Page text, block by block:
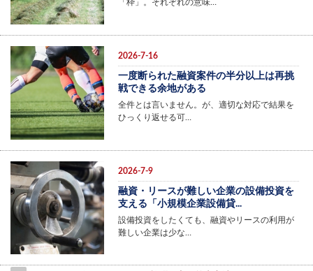
「枠」。それぞれの意味…
2026-7-16
一度断られた融資案件の半分以上は再挑
戦できる余地がある
全件とは言いません。が、適切な対応で結果を
ひっくり返せる可…
2026-7-9
融資・リースが難しい企業の設備投資を
支える「小規模企業設備貸...
設備投資をしたくても、融資やリースの利用が
難しい企業は少な…